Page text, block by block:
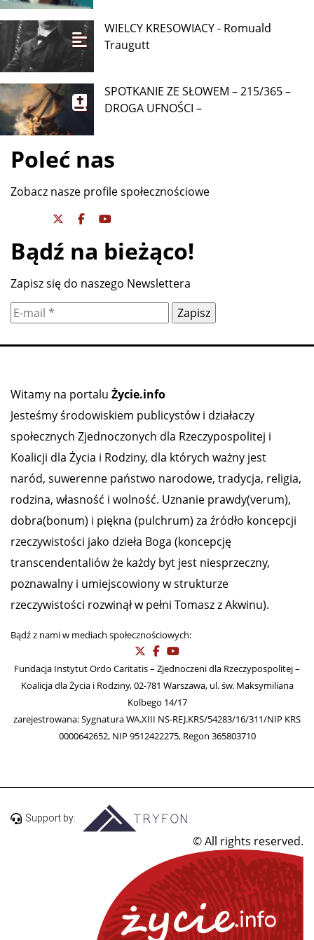
WIELCY KRESOWIACY - Romuald
Traugutt
SPOTKANIE ZE SŁOWEM – 215/365 –
DROGA UFNOŚCI –
Poleć nas
Zobacz nasze profile społecznościowe
Bądź na bieżąco!
Zapisz się do naszego Newslettera
Witamy na portalu Życie.info
Jesteśmy środowiskiem publicystów i działaczy
społecznych Zjednoczonych dla Rzeczypospolitej i
Koalicji dla Życia i Rodziny, dla których ważny jest
naród, suwerenne państwo narodowe, tradycja, religia,
rodzina, własność i wolność. Uznanie prawdy(verum),
dobra(bonum) i piękna (pulchrum) za źródło koncepcji
rzeczywistości jako dzieła Boga (koncepcję
transcendentaliów że każdy byt jest niesprzeczny,
poznawalny i umiejscowiony w strukturze
rzeczywistości rozwinął w pełni Tomasz z Akwinu).
Bądź z nami w mediach społecznościowych:
Fundacja Instytut Ordo Caritatis – Zjednoczeni dla Rzeczypospolitej –
Koalicja dla Życia i Rodziny, 02-781 Warszawa, ul. św. Maksymiliana
Kolbego 14/17
zarejestrowana: Sygnatura WA.XIII NS-REJ.KRS/54283/16/311/NIP KRS
0000642652, NIP 9512422275, Regon 365803710
Support by:
© All rights reserved.